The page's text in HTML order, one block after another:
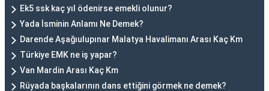
Ek5 ssk kaç yıl ödenirse emekli olunur?
Yada İsminin Anlamı Ne Demek?
Darende Aşağıulupınar Malatya Havalimanı Arası Kaç Km
Türkiye EMK ne iş yapar?
Van Mardin Arası Kaç Km
Rüyada başkalarının dans ettiğini görmek ne demek?